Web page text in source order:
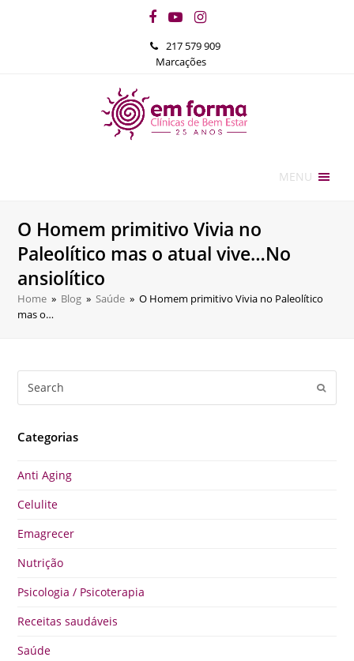
Facebook
YouTubeInstagram
217 579 909
Marcações
MENU
O Homem primitivo Vivia no
Paleolítico mas o atual vive…No
ansiolítico
Home » Blog » Saúde » O Homem primitivo Vivia no Paleolítico
mas o…
Categorias
Anti Aging
Celulite
Emagrecer
Nutrição
Psicologia / Psicoterapia
Receitas saudáveis
Saúde